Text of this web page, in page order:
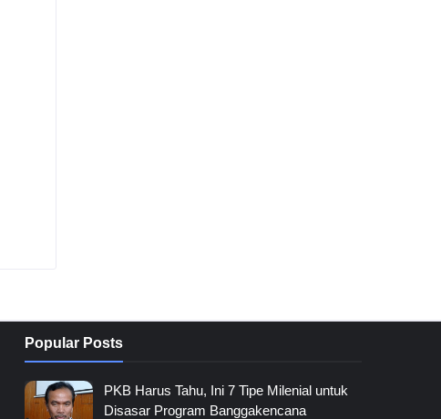
Popular Posts
PKB Harus Tahu, Ini 7 Tipe Milenial untuk
Disasar Program Banggakencana